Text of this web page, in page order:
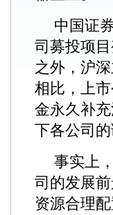
中国证
司募投项
之外，沪
相比，上
金永久补
下各公司的
事实上
司的发展
资源合理